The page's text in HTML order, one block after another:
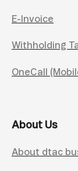
E-Invoice
Withholding
OneCall
About Us
About dtac